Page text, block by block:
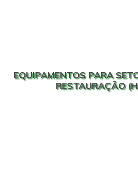
EQUIPAMENTOS PARA
RESTAURAÇÃO